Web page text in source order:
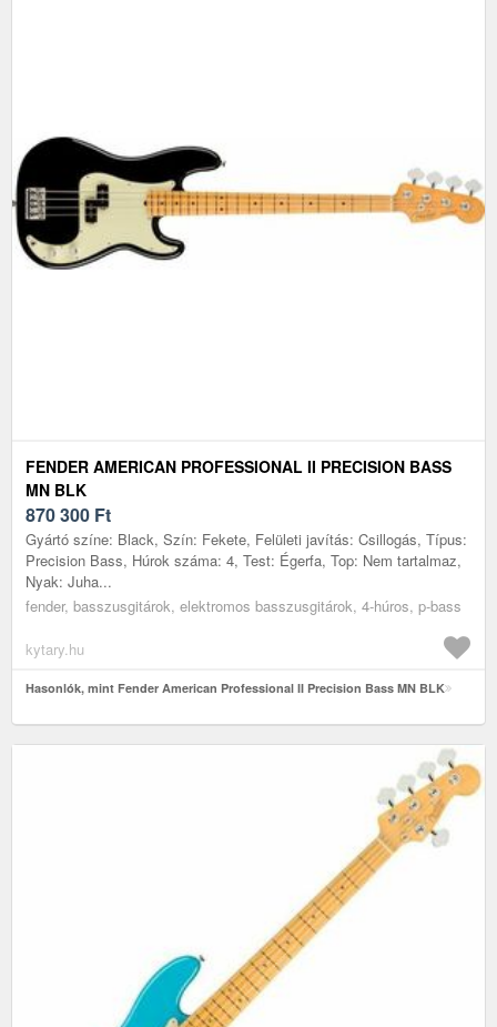
FENDER AMERICAN PROFESSIONAL II PRECISION BASS
MN BLK
870 300 Ft
Gyártó színe: Black, Szín: Fekete, Felületi javítás: Csillogás, Típus:
Precision Bass, Húrok száma: 4, Test: Égerfa, Top: Nem tartalmaz,
Nyak: Juha...
fender, basszusgitárok, elektromos basszusgitárok, 4-húros, p-bass
kytary.hu
Hasonlók, mint Fender American Professional II Precision Bass MN BLK